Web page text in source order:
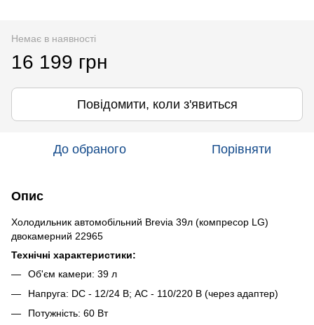
Немає в наявності
16 199 грн
Повідомити, коли з'явиться
До обраного Порівняти
Опис
Холодильник автомобільний Brevia 39л (компресор LG)
двокамерний 22965
Технічні характеристики:
Об'єм камери: 39 л
Напруга: DC - 12/24 В; AC - 110/220 В (через адаптер)
Потужність: 60 Вт